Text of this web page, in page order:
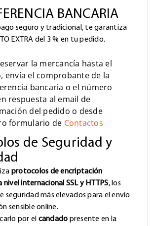
BANCARIA
seguro y tradicional, te garantiza
EXTRA del 3 % en tu pedido.
la mercancía hasta el
envía el comprobante de la
bancaria o el número
respuesta al email de
del pedido o desde
formulario de Contactos
de Seguridad y
protocolos de encriptación
internacional SSL y HTTPS, los
seguridad más elevados para el envío
sensible online.
por el candado presente en la